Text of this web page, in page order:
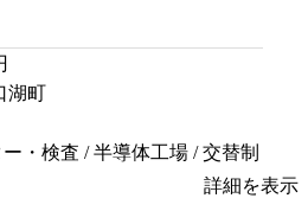
湖町
・検査 / 半導体工場 / 交替制
詳細を表示